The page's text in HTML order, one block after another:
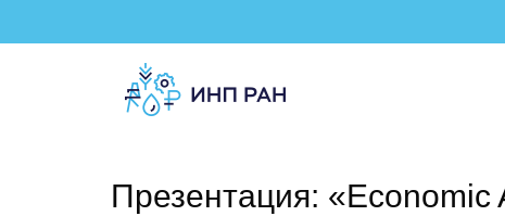
Презентация: «Economic